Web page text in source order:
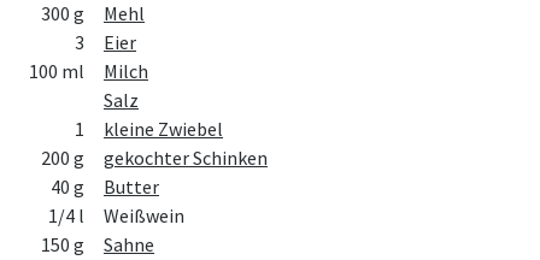
300 g
Mehl
3
Eier
100 ml
Milch
Salz
1
kleine Zwiebel
200 g
gekochter Schinken
40 g
Butter
1/4 l
Weißwein
150 g
Sahne